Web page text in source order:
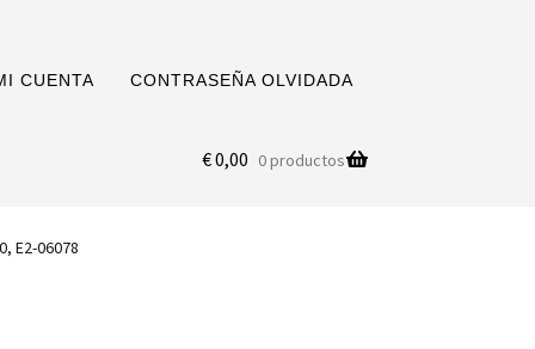
CUENTA CONTRASEÑA OLVIDADA
€0,00 0 productos
E2-06078